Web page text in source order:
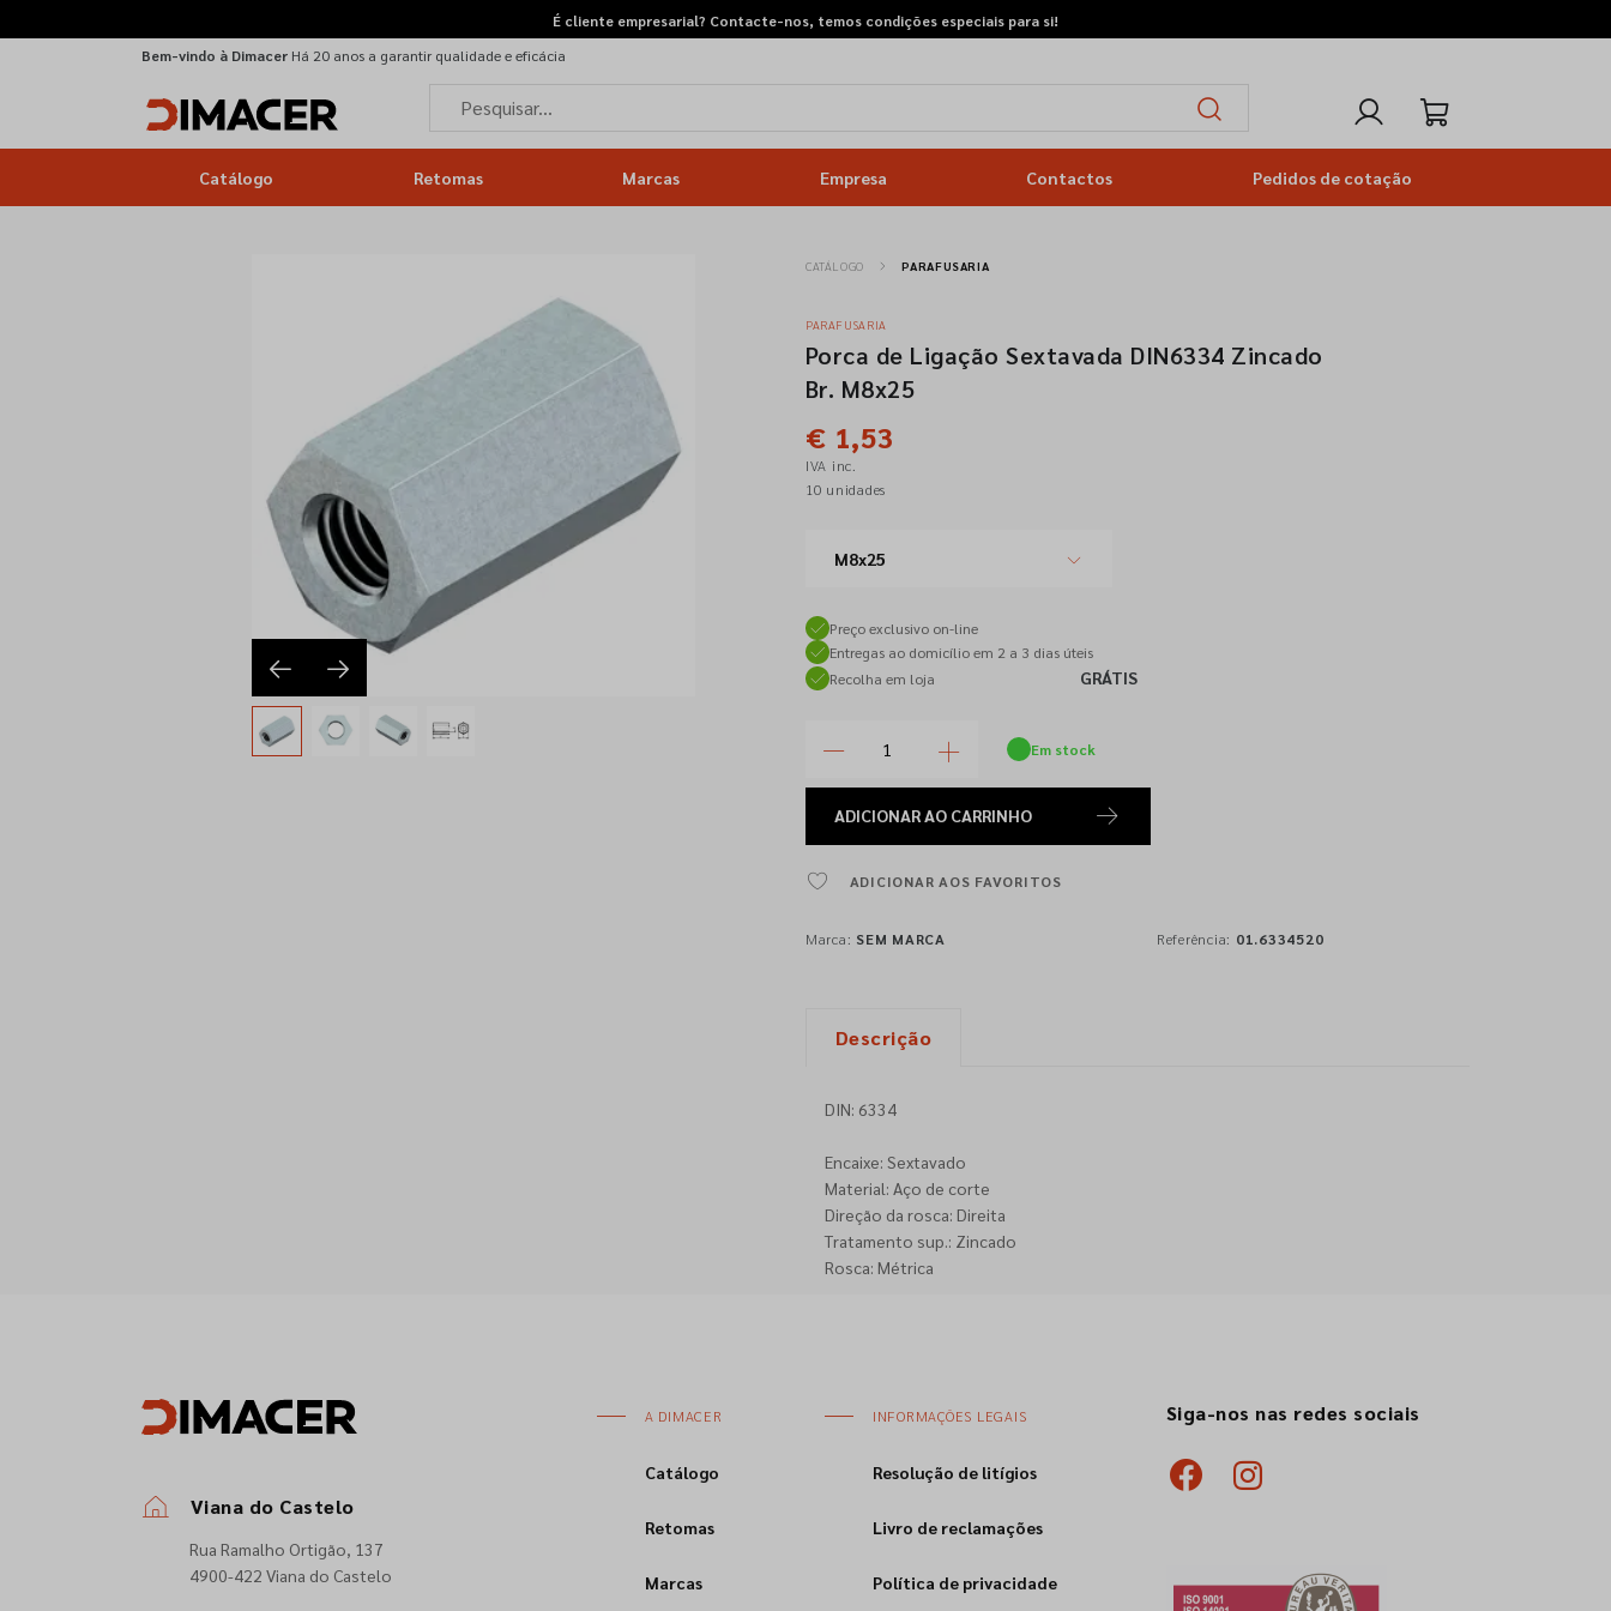
É cliente empresarial? Contacte-nos, temos condições especiais para si!
Bem-vindo à Dimacer Há 20 anos a garantir qualidade e eficácia
Catálogo Retomas Marcas Empresa Contactos Pedidos de cotação
CATÁLOGO PARAFUSARIA
PARAFUSARIA
Porca de Ligação Sextavada DIN6334 Zincado
Br. M8x25
€ 1,53
IVA inc.
10 unidades
M8x25
Preço exclusivo on-line
Entregas ao domicílio em 2 a 3 dias úteis
Recolha em loja
GRÁTIS
Em stock
ADICIONARAO CARRINHO
ADICIONAR AOS FAVORITOS
Marca: SEM MARCA Referência: 01.6334520
Descrição
DIN: 6334
Encaixe: Sextavado
Material: Aço de corte
Direção da rosca: Direita
Tratamento sup.: Zincado
Rosca: Métrica
Viana do Castelo
Rua Ramalho Ortigão, 137
4900-422 Viana do Castelo
A DIMACER
Catálogo
Retomas
Marcas
INFORMAÇÕES LEGAIS
Resolução de litígios
Livro de reclamações
Política de privacidade
Siga-nos nas redes sociais